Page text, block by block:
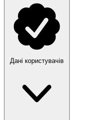
Дані користувачів